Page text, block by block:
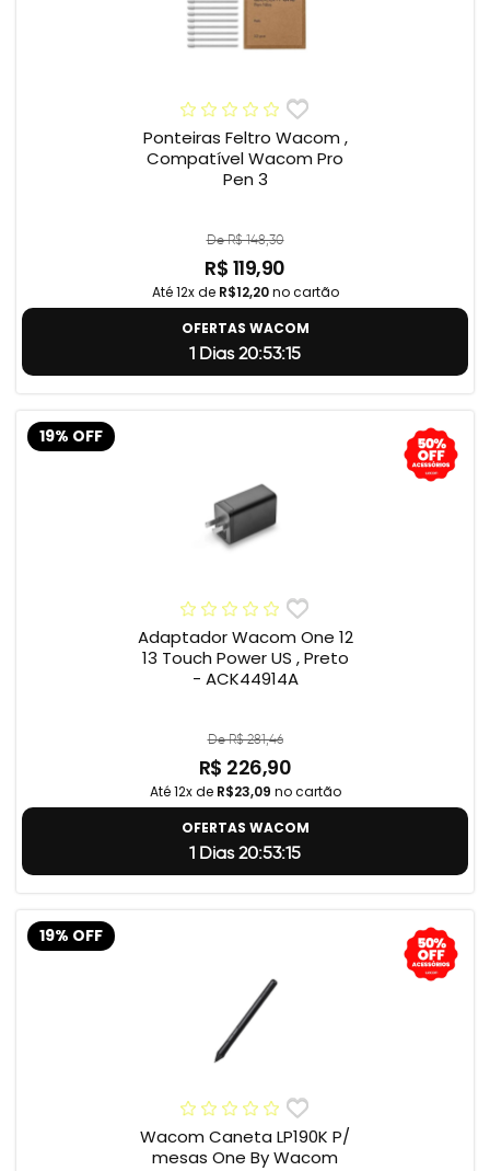
Ponteiras Feltro Wacom ,
Compatível Wacom Pro
Pen 3
De R$ 148,30
R$ 119,90
Até 12x de R$12,20no cartão
OFERTAS WACOM
1 Dias 20:53:14
19% OFF
Adaptador Wacom One 12
13 Touch Power US , Preto
- ACK44914A
De R$ 281,46
R$ 226,90
Até 12x de R$23,09 no cartão
OFERTAS WACOM
1 Dias 20:53:14
19% OFF
Wacom Caneta LP190K P/
mesas One By Wacom